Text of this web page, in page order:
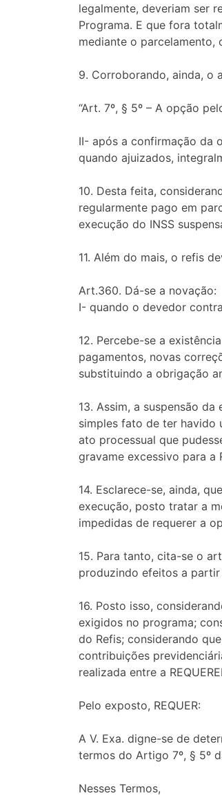
legalmente, deveriam ser
Programa. E que fora
mediante o parcelamento,
9. Corroborando, ainda, o
“Art. 7º, § 5º – A opção
II- após a confirmação da
quando ajuizados,
10. Desta feita,
regularmente pago em
execução do INSS
11. Além do mais, o refis
Art.360. Dá-se a novação:
I- quando o devedor
12. Percebe-se a
pagamentos, novas
substituindo a obrigação
13. Assim, a suspensão
simples fato de ter havido
ato processual que
gravame excessivo para a
14. Esclarece-se, ainda,
execução, posto tratar a
impedidas de requerer a
15. Para tanto, cita-se o
produzindo efeitos a
16. Posto isso,
exigidos no programa;
do Refis; considerando
contribuições
realizada entre a
Pelo exposto, REQUER:
A V. Exa. digne-se de
termos do Artigo 7º, § 5º
Nesses Termos,